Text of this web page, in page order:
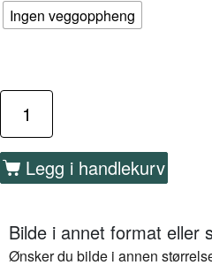
Ingen veggoppheng
Legg i handlekurv
Bilde i annet format eller
Ønsker du bilde i annen